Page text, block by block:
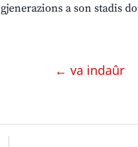
gjenerazions a son stadis
← va indaûr